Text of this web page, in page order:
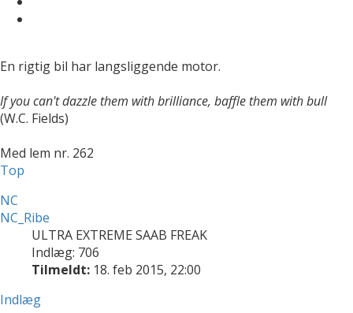
En rigtig bil har langsliggende motor.
If you can't dazzle them with brilliance, baffle them with bull
(W.C. Fields)
Med lem nr. 262
Top
NC
NC_Ribe
ULTRA EXTREME SAAB FREAK
Indlæg: 706
Tilmeldt: 18. feb 2015, 22:00
Indlæg